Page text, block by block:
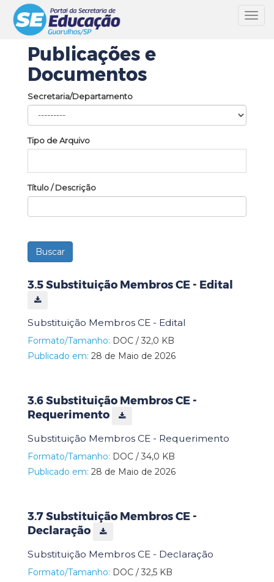
Publicações e
Documentos
Secretaria/Departamento
Tipo de Arquivo
Título / Descrição
3.5 Substituição Membros CE - Edital
Substituição Membros CE - Edital
Formato/Tamanho: DOC / 32,0 KB
Publicado em: 28 de Maio de 2026
3.6 Substituição Membros CE -
Requerimento
Substituição Membros CE - Requerimento
Formato/Tamanho: DOC / 34,0 KB
Publicado em: 28 de Maio de 2026
3.7 Substituição Membros CE -
Declaração
Substituição Membros CE - Declaração
Formato/Tamanho: DOC / 32,5 KB